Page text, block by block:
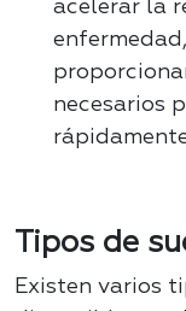
acelerar la
necesarios
Tipos de
Existen varios